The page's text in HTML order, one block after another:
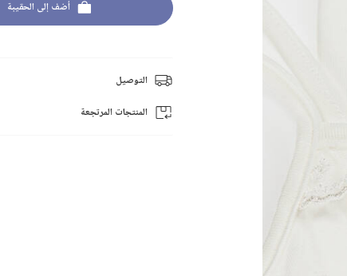
أضف إلى الحقيبة
التوصيل
المنتجات المرتجعة